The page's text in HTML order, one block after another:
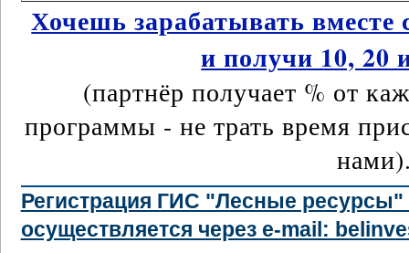
Хочешь зарабатывать
и получи 10, 20
(партнёр получает % от
программы - не трать время
Регистрация ГИС "Лесные ресурсы"
осуществляется через e-mail: